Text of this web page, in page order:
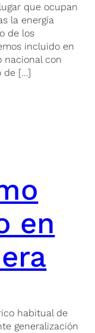
que ocupan
la energía
de los
incluido en
nacional con
de […]
en
habitual de
generalización